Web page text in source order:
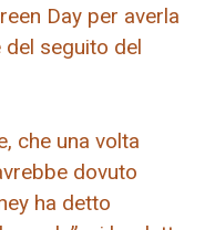
Day per averla
seguito del
che una volta
dovuto
ha detto